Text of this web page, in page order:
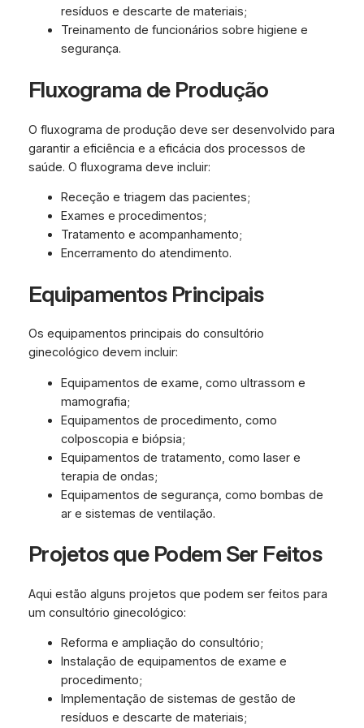
resíduos e descarte de materiais;
Treinamento de funcionários sobre higiene e
segurança.
Fluxograma de Produção
O fluxograma de produção deve ser desenvolvido para
garantir a eficiência e a eficácia dos processos de
saúde. O fluxograma deve incluir:
Receção e triagem das pacientes;
Exames e procedimentos;
Tratamento e acompanhamento;
Encerramento do atendimento.
Equipamentos Principais
Os equipamentos principais do consultório
ginecológico devem incluir:
Equipamentos de exame, como ultrassom e
mamografia;
Equipamentos de procedimento, como
colposcopia e biópsia;
Equipamentos de tratamento, como laser e
terapia de ondas;
Equipamentos de segurança, como bombas de
ar e sistemas de ventilação.
Projetos que Podem Ser Feitos
Aqui estão alguns projetos que podem ser feitos para
um consultório ginecológico:
Reforma e ampliação do consultório;
Instalação de equipamentos de exame e
procedimento;
Implementação de sistemas de gestão de
resíduos e descarte de materiais;